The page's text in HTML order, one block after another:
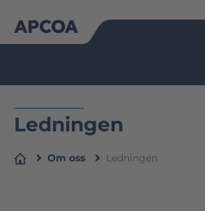
content
Ledningen
Om oss Ledningen